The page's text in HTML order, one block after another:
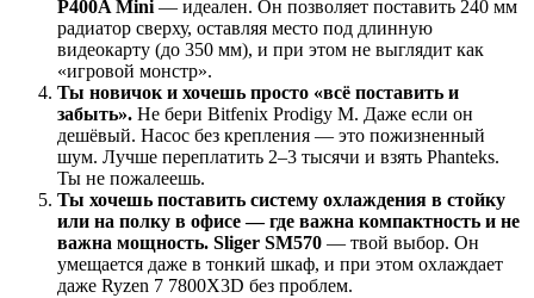
P400A Mini — идеален. Он позволяет поставить 240 мм
радиатор сверху, оставляя место под длинную
видеокарту (до 350 мм), и при этом не выглядит как
«игровой монстр».
Ты новичок и хочешь просто «всё поставить и
забыть». Не бери Bitfenix Prodigy M. Даже если он
дешёвый. Насос без крепления — это пожизненный
шум. Лучше переплатить 2–3 тысячи и взять Phanteks.
Ты не пожалеешь.
Ты хочешь поставить систему охлаждения в стойку
или на полку в офисе — где важна компактность и не
важна мощность. Sliger SM570 — твой выбор. Он
умещается даже в тонкий шкаф, и при этом охлаждает
даже Ryzen 7 7800X3D без проблем.